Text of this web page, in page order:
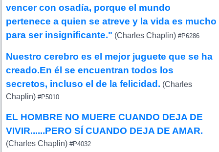
vencer con osadía, porque el mundo
pertenece a quien se atreve y la vida es mucho
para ser insignificante." (Charles Chaplin) #P6286
Nuestro cerebro es el mejor juguete que se ha
creado.En él se encuentran todos los
secretos, incluso el de la felicidad. (Charles
Chaplin) #P5010
EL HOMBRE NO MUERE CUANDO DEJA DE
VIVIR......PERO SÍ CUANDO DEJA DE AMAR.
(Charles Chaplin) #P4032